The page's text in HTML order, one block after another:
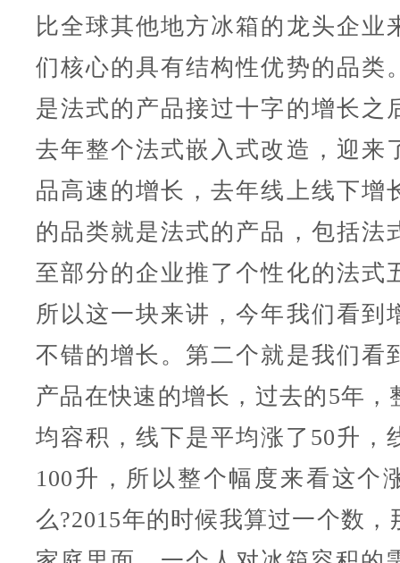
比全球其他地方冰箱的龙头企业
们核心的具有结构性优势的品类
是法式的产品接过十字的增长之
去年整个法式嵌入式改造，迎来
品高速的增长，去年线上线下增
的品类就是法式的产品，包括法
至部分的企业推了个性化的法式
所以这一块来讲，今年我们看到
不错的增长。第二个就是我们看
产品在快速的增长，过去的5年，
均容积，线下是平均涨了50升，
100升，所以整个幅度来看这个
么?2015年的时候我算过一个数，